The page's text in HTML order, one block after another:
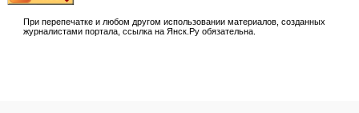
При перепечатке и любом другом использовании материалов, созданных
журналистами портала, ссылка на Янск.Ру обязательна.